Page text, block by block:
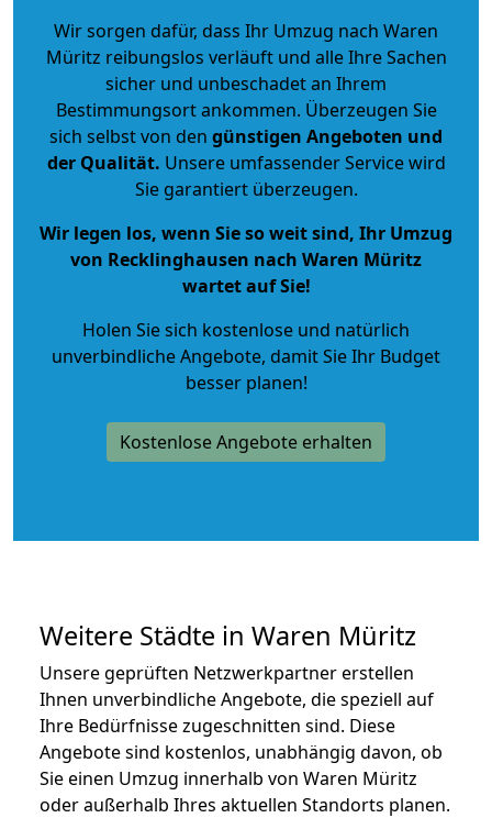
Wir sorgen dafür, dass Ihr Umzug nach Waren
Müritz reibungslos verläuft und alle Ihre Sachen
sicher und unbeschadet an Ihrem
Bestimmungsort ankommen. Überzeugen Sie
sich selbst von den günstigen Angeboten und
der Qualität. Unsere umfassender Service wird
Sie garantiert überzeugen.
Wir legen los, wenn Sie so weit sind, Ihr Umzug
von Recklinghausen nach Waren Müritz
wartet auf Sie!
Holen Sie sich kostenlose und natürlich
unverbindliche Angebote, damit Sie Ihr Budget
besser planen!
Kostenlose Angebote erhalten
Weitere Städte in Waren Müritz
Unsere geprüften Netzwerkpartner erstellen
Ihnen unverbindliche Angebote, die speziell auf
Ihre Bedürfnisse zugeschnitten sind. Diese
Angebote sind kostenlos, unabhängig davon, ob
Sie einen Umzug innerhalb von Waren Müritz
oder außerhalb Ihres aktuellen Standorts planen.